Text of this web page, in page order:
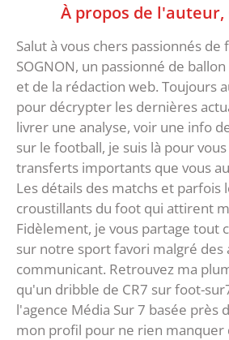
À propos de l'auteur,
Salut à vous chers passionnés de
SOGNON, un passionné de
et de la rédaction web. Toujours
pour décrypter les dernières
livrer une analyse, voir une info
sur le football, je suis là pour
transferts importants que vous
Les détails des matchs et parfois
croustillants du foot qui attirent
Fidèlement, je vous partage tout
sur notre sport favori malgré des
communicant. Retrouvez ma
qu'un dribble de CR7 sur foot-
l'agence Média Sur 7 basée près
mon profil pour ne rien manquer